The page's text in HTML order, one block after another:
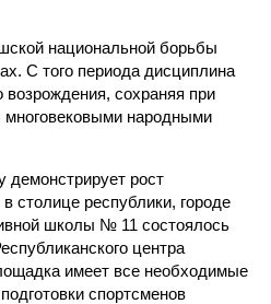
национальной борьбы
С того периода дисциплина
возрождения, сохраняя при
многовековыми народными
демонстрирует рост
столице республики, городе
школы № 11 состоялось
центра
имеет все необходимые
спортсменов